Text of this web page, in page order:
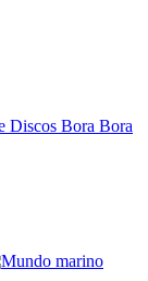
Discos Bora Bora